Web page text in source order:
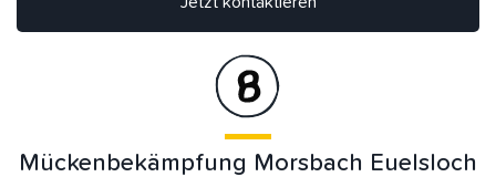
Mückenbekämpfung Morsbach Euelsloch